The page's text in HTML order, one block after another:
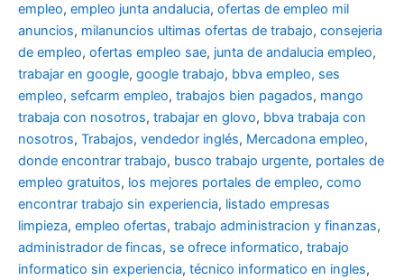
empleo, empleo junta andalucia, ofertas de empleo mil
anuncios, milanuncios ultimas ofertas de trabajo, consejeria
de empleo, ofertas empleo sae, junta de andalucia empleo,
trabajar en google, google trabajo, bbva empleo, ses
empleo, sefcarm empleo, trabajos bien pagados, mango
trabaja con nosotros, trabajar en glovo, bbva trabaja con
nosotros, Trabajos, vendedor inglés, Mercadona empleo,
donde encontrar trabajo, busco trabajo urgente, portales de
empleo gratuitos, los mejores portales de empleo, como
encontrar trabajo sin experiencia, listado empresas
limpieza, empleo ofertas, trabajo administracion y finanzas,
administrador de fincas, se ofrece informatico, trabajo
informatico sin experiencia, técnico informatico en ingles,